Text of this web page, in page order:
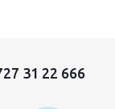
31 22 666